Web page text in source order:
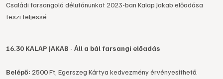
Családi farsangoló délutánunkat 2023-ban Kalap Jakab előadása
teszi teljessé.
16.30 KALAP JAKAB - Áll a bál farsangi előadás
Belépő: 2500 Ft, Egerszeg Kártya kedvezmény érvényesíthető.